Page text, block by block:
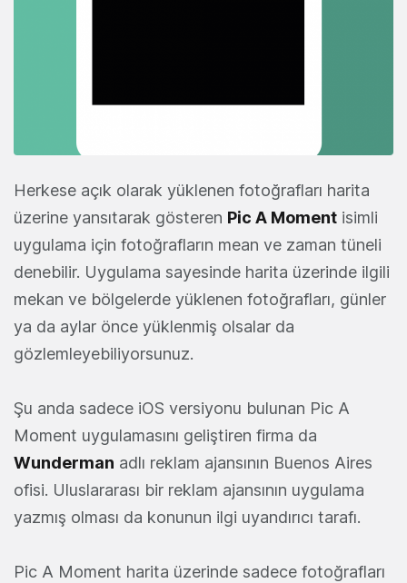
Herkese açık olarak yüklenen fotoğrafları harita
üzerine yansıtarak gösteren Pic A Moment isimli
uygulama için fotoğrafların mean ve zaman tüneli
denebilir. Uygulama sayesinde harita üzerinde ilgili
mekan ve bölgelerde yüklenen fotoğrafları, günler
ya da aylar önce yüklenmiş olsalar da
gözlemleyebiliyorsunuz.
Şu anda sadece iOS versiyonu bulunan Pic A
Moment uygulamasını geliştiren firma da
Wunderman adlı reklam ajansının Buenos Aires
ofisi. Uluslararası bir reklam ajansının uygulama
yazmış olması da konunun ilgi uyandırıcı tarafı.
Pic A Moment harita üzerinde sadece fotoğrafları